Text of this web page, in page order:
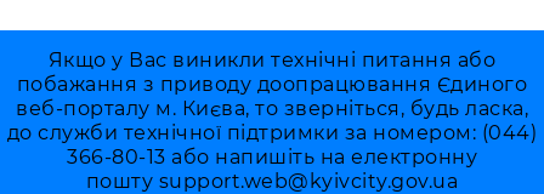
Якщо у Вас виникли технічні питання або
побажання з приводу доопрацювання Єдиного
веб-порталу м. Києва, то зверніться, будь ласка,
до служби технічної підтримки за номером: (044)
366-80-13 або напишіть на електронну
пошту support.web@kyivcity.gov.ua